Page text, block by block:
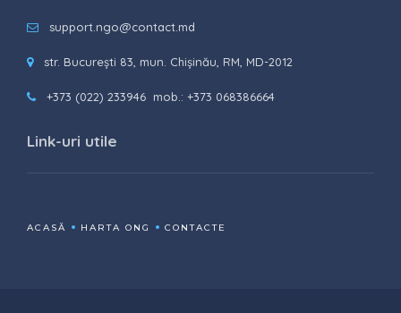
support.ngo@contact.md
str. București 83, mun. Chișinău, RM, MD-2012
+373 (022) 233946 mob.: +373 068386664
Link-uri utile
ACASĂ HARTA ONG CONTACTE